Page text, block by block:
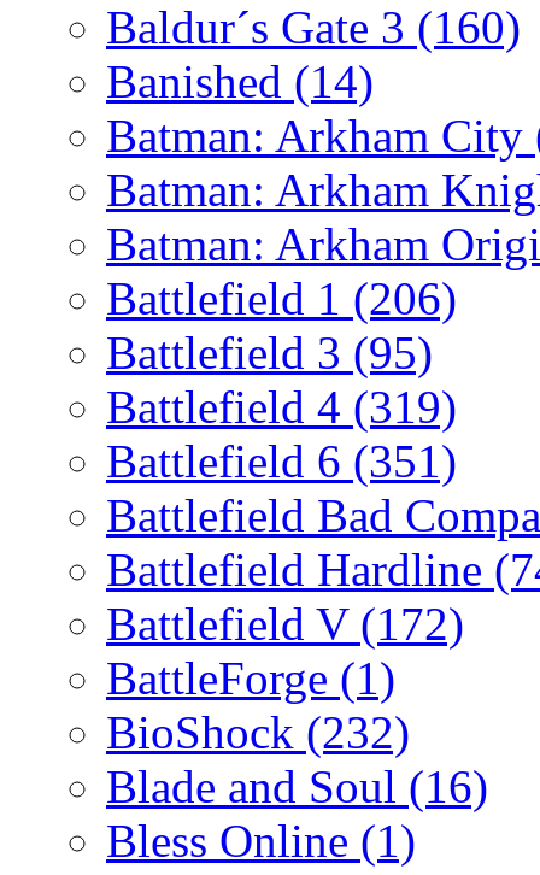
Baldur´s Gate 3 (160)
Banished (14)
Batman: Arkham City
Batman: Arkham
Batman: Arkham
Battlefield 1 (206)
Battlefield 3 (95)
Battlefield 4 (319)
Battlefield 6 (351)
Battlefield Bad
Battlefield Hardline
Battlefield V (172)
BattleForge (1)
BioShock (232)
Blade and Soul (16)
Bless Online (1)